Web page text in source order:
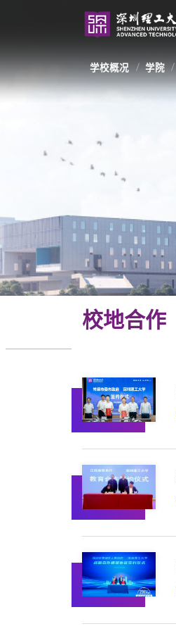
学校概况 学院
校地合作